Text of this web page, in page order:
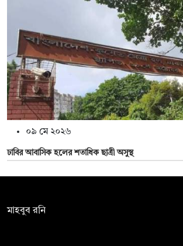
০৯ মে ২০২৬
ঢাবির আবাসিক হলের শতাধিক ছাত্রী অসুস্থ
মাহবুব রনি